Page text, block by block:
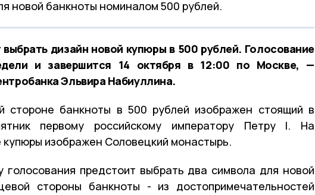
новой банкноты номиналом 500 рублей.
дизайн новой купюры в 500 рублей. Голосование
и завершится 14 октября в 12:00 по Москве, —
Эльвира Набиуллина.
стороне банкноты в 500 рублей изображен стоящий в
первому российскому императору Петру I. На
купюры изображен Соловецкий монастырь.
голосования предстоит выбрать два символа для новой
стороны банкноты - из достопримечательностей